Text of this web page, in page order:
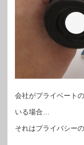
会社がプライベート
いる場合…
それはプライバシー